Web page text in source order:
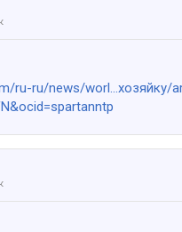
ru-ru/news/worl...хозяйку/